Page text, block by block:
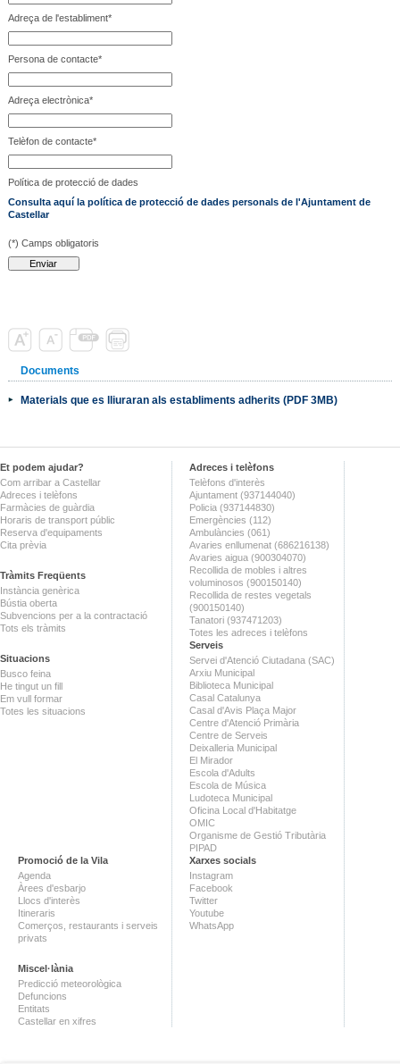
Adreça de l'establiment*
Persona de contacte*
Adreça electrònica*
Telèfon de contacte*
Política de protecció de dades
Consulta aquí la política de protecció de dades personals de l'Ajuntament de
Castellar
(*) Camps obligatoris
Documents
Materials que es lliuraran als establiments adherits (PDF 3MB)
Et podem ajudar?
Com arribar a Castellar
Adreces i telèfons
Farmàcies de guàrdia
Horaris de transport públic
Reserva d'equipaments
Cita prèvia
Tràmits Freqüents
Instància genèrica
Bústia oberta
Subvencions per a la contractació
Tots els tràmits
Situacions
Busco feina
He tingut un fill
Em vull formar
Totes les situacions
Adreces i telèfons
Telèfons d'interès
Ajuntament (937144040)
Policia (937144830)
Emergències (112)
Ambulàncies (061)
Avaries enllumenat (686216138)
Avaries aigua (900304070)
Recollida de mobles i altres
voluminosos (900150140)
Recollida de restes vegetals
(900150140)
Tanatori (937471203)
Totes les adreces i telèfons
Serveis
Servei d'Atenció Ciutadana (SAC)
Arxiu Municipal
Biblioteca Municipal
Casal Catalunya
Casal d'Avis Plaça Major
Centre d'Atenció Primària
Centre de Serveis
Deixalleria Municipal
El Mirador
Escola d'Adults
Escola de Música
Ludoteca Municipal
Oficina Local d'Habitatge
OMIC
Organisme de Gestió Tributària
PIPAD
Promoció de la Vila
Agenda
Àrees d'esbarjo
Llocs d'interès
Itineraris
Comerços, restaurants i serveis
privats
Miscel·lània
Predicció meteorològica
Defuncions
Entitats
Castellar en xifres
Xarxes socials
Instagram
Facebook
Twitter
Youtube
WhatsApp